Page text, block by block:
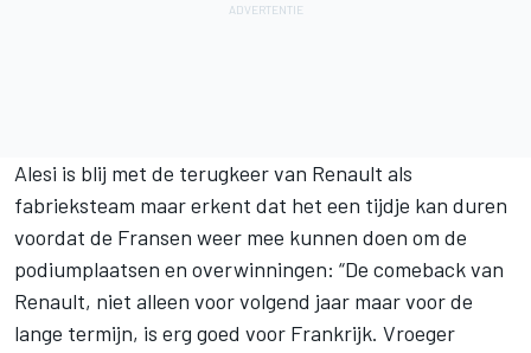
Alesi is blij met de terugkeer van Renault als
fabrieksteam maar erkent dat het een tijdje kan duren
voordat de Fransen weer mee kunnen doen om de
podiumplaatsen en overwinningen: “De comeback van
Renault, niet alleen voor volgend jaar maar voor de
lange termijn, is erg goed voor Frankrijk. Vroeger